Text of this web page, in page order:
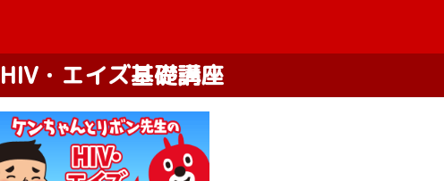
HIV・エイズ基礎講座